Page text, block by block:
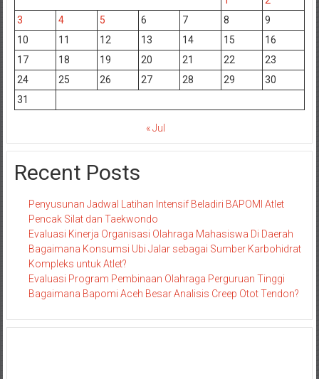
3
4 5 6 7 8
9
10
11 12 13 14 15
16
17
18 19 20 21 22
23
24
25 26 27 28 29
30
31
« Jul
Recent Posts
Penyusunan Jadwal Latihan Intensif Beladiri BAPOMI Atlet
Pencak Silat dan Taekwondo
Evaluasi Kinerja Organisasi Olahraga Mahasiswa Di Daerah
Bagaimana Konsumsi Ubi Jalar sebagai Sumber Karbohidrat
Kompleks untuk Atlet?
Evaluasi Program Pembinaan Olahraga Perguruan Tinggi
Bagaimana Bapomi Aceh Besar Analisis Creep Otot Tendon?